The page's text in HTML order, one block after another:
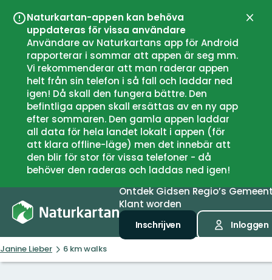
Naturkartan-appen kan behöva
uppdateras för vissa användare
Användare av Naturkartans app för Android
rapporterar i sommar att appen är seg mm.
Vi rekommenderar att man raderar appen
helt från sin telefon i så fall och laddar ned
igen! Då skall den fungera bättre. Den
befintliga appen skall ersättas av en ny app
efter sommaren. Den gamla appen laddar
all data för hela landet lokalt i appen (för
att klara offline-läge) men det innebär att
den blir för stor för vissa telefoner - då
behöver den raderas och laddas ned igen!
OntdekGidsenRegio’s
Klant worden
Inschrijven Inloggen
Janine Lieber 6 km walks